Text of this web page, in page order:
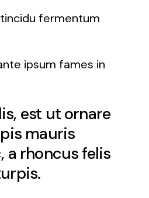
fermentum
ipsum fames in
est ut ornare
mauris
a rhoncus felis